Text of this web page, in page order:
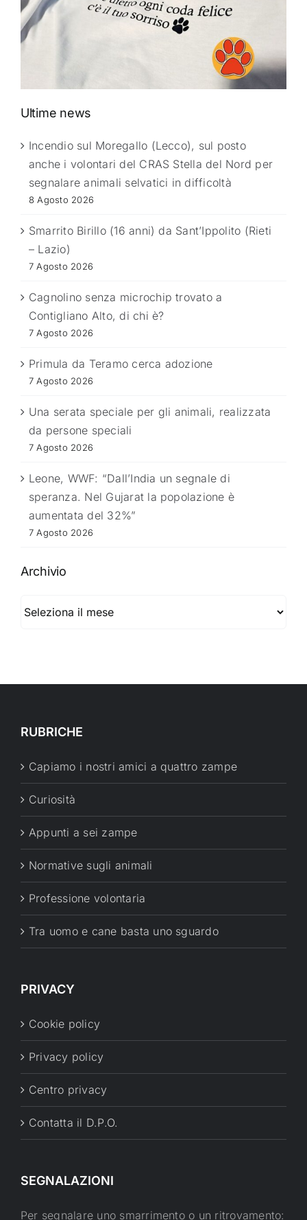
Ultime news
Incendio sul Moregallo (Lecco), sul posto
anche i volontari del CRAS Stella del Nord per
segnalare animali selvatici in difficoltà
8 Agosto 2026
Smarrito Birillo (16 anni) da Sant’Ippolito (Rieti
– Lazio)
7 Agosto 2026
Cagnolino senza microchip trovato a
Contigliano Alto, di chi è?
7 Agosto 2026
Primula da Teramo cerca adozione
7 Agosto 2026
Una serata speciale per gli animali, realizzata
da persone speciali
7 Agosto 2026
Leone, WWF: “Dall’India un segnale di
speranza. Nel Gujarat la popolazione è
aumentata del 32%”
7 Agosto 2026
Archivio
RUBRICHE
Capiamo i nostri amici a quattro zampe
Curiosità
Appunti a sei zampe
Normative sugli animali
Professione volontaria
Tra uomo e cane basta uno sguardo
PRIVACY
Cookie policy
Privacy policy
Centro privacy
Contatta il D.P.O.
SEGNALAZIONI
Per segnalare uno smarrimento o un ritrovamento: